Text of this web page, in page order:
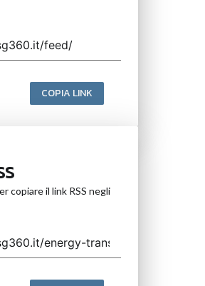
COPIA LINK
copiare il link RSS negli